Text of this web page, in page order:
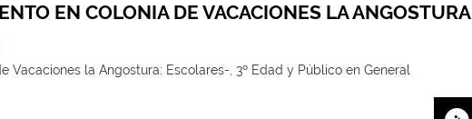
EN COLONIA DE VACACIONES LA ANGOSTURA
Vacaciones la Angostura: Escolares-, 3º Edad y Público en General